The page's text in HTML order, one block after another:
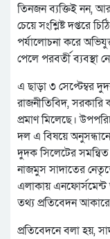
তিনজন ব্যক্তিই নন,
চেয়ে সংশ্লিষ্ট দপ্তরে
পর্যালোচনা করে
পেলে পরবর্তী ব্যবস্থা
এ ছাড়া ৩ সেপ্টেম্বর
রাজনীতিবিদ, সরকারি
প্রমাণ মিলেছে।
দল এ বিষয়ে
দুদক সিলেটের
নাজমুস সাদাতের
এলাকায় এনফোর্সমেন্ট
তথ্য প্রতিবেদন
প্রতিবেদনে বলা হয়,